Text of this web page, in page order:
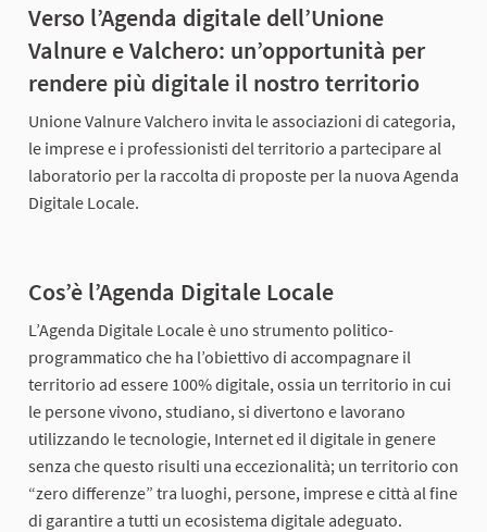
Verso l’Agenda digitale dell’Unione
Valnure e Valchero: un’opportunità per
rendere più digitale il nostro territorio
Unione Valnure Valchero invita le associazioni di categoria,
le imprese e i professionisti del territorio a partecipare al
laboratorio per la raccolta di proposte per la nuova Agenda
Digitale Locale.
Cos’è l’Agenda Digitale Locale
L’Agenda Digitale Locale è uno strumento politico-
programmatico che ha l’obiettivo di accompagnare il
territorio ad essere 100% digitale, ossia un territorio in cui
le persone vivono, studiano, si divertono e lavorano
utilizzando le tecnologie, Internet ed il digitale in genere
senza che questo risulti una eccezionalità; un territorio con
“zero differenze” tra luoghi, persone, imprese e città al fine
di garantire a tutti un ecosistema digitale adeguato.